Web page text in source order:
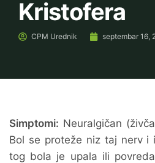
Kristofera
CPM Urednik septembar 16,
Simptomi: Neuralgičan
Bol se proteže niz taj nerv i
tog bola je upala ili